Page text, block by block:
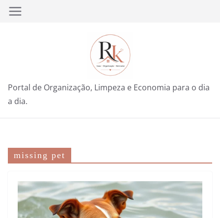
Pular
Portal de Organização, Limpeza e Economia para o dia
a dia.
missing pet